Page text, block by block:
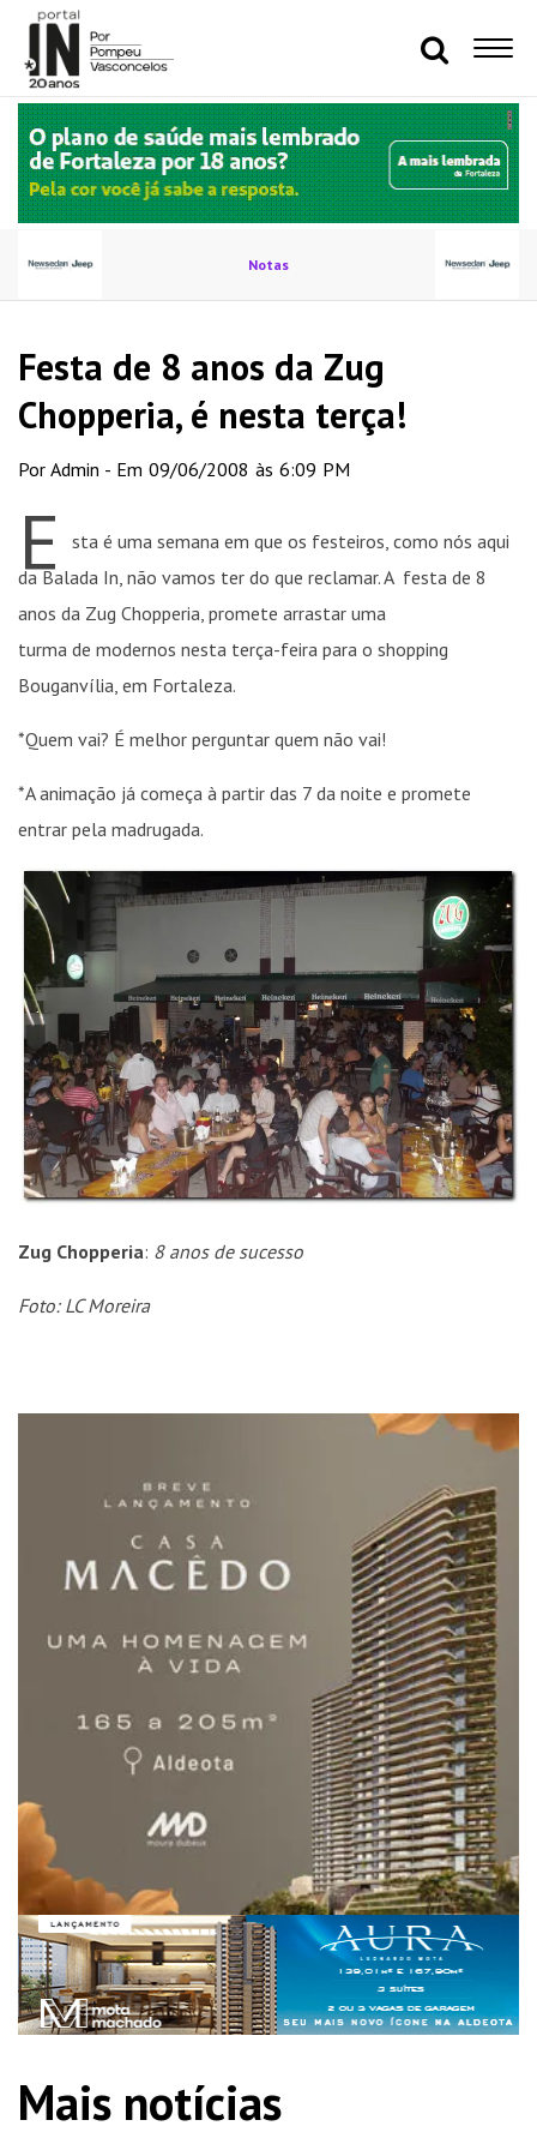
Notas
Festa de 8 anos da Zug
Chopperia, é nesta terça!
Por Admin - Em 09/06/2008 às 6:09 PM
E
sta é uma semana em que os festeiros, como nós aqui
da Balada In, não vamos ter do que reclamar. A festa de 8
anos da Zug Chopperia, promete arrastar uma
turma de modernos nesta terça-feira para o shopping
Bouganvília, em Fortaleza.
*Quem vai? É melhor perguntar quem não vai!
*A animação já começa à partir das 7 da noite e promete
entrar pela madrugada.
Zug Chopperia: 8 anos de sucesso
Foto: LC Moreira
Mais notícias